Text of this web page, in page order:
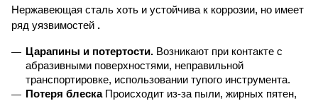
Нержавеющая сталь хоть и устойчива к коррозии, но имеет
ряд уязвимостей .
Царапины и потертости. Возникают при контакте с
абразивными поверхностями, неправильной
транспортировке, использовании тупого инструмента.
Потеря блеска Происходит из-за пыли, жирных пятен,